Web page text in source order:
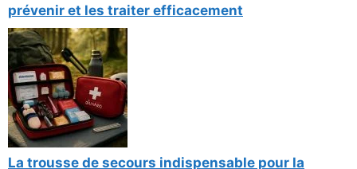
prévenir et les traiter efficacement
La trousse de secours indispensable pour la